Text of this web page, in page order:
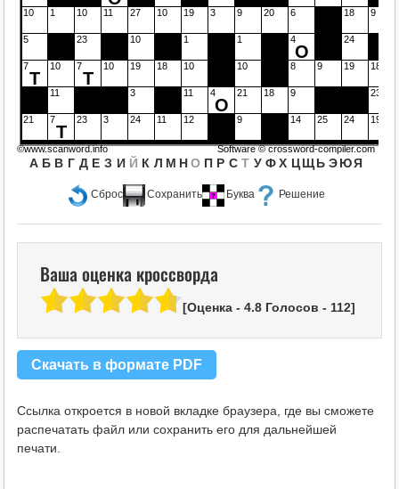
Сброс Сохранить Буква Решение
10 1 10 11 27 10 19 3 9 20 6 18 9
5 23 10 1 1 4
О
24
7
Т
10 7
Т
10 19 18 10 10 8 9 19 18
11 3 11 4
О
21 18 9 23
21 7
Т
23 3 24 11 12 9 14 25 24 19
А Б В Г Д Е З И Й К Л М Н О П Р С Т У Ф Х ЦЩЬ ЭЮЯ
©www.scanword.info Software ©crossword-compiler.com
Ваша оценка кроссворда
[Оценка - 4.8Голосов - 112]
Скачать в формате PDF
Ссылка откроется в новой вкладке браузера, где вы сможете
распечатать файл или сохранить его для дальнейшей
печати.